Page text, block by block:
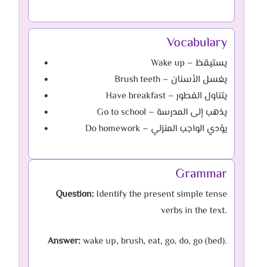
Vocabulary
Wake up – يستيقظ
Brush teeth – يغسل الأسنان
Have breakfast – يتناول الفطور
Go to school – يذهب إلى المدرسة
Do homework – يؤدي الواجب المنزلي
Grammar
Question: Identify the present simple tense
verbs in the text.
Answer:wake up, brush, eat, go, do, go (bed).